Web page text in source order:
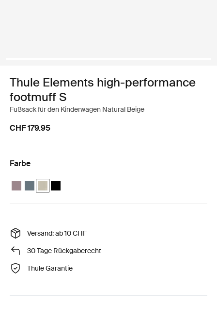
Thule Elements high-performance
footmuff S
Fußsack für den Kinderwagen Natural Beige
CHF 179.95
Farbe
Thule Elements high-performance footmuff S Getöntes Taupe
Thule Elements high-performance footmuff S dunkler Schiefer
Thule Elements high-performance footmuff S Natural
Thule Elements high-performance footmuff S Schwarz
Versand: ab 10 CHF
30 Tage Rückgaberecht
Thule Garantie